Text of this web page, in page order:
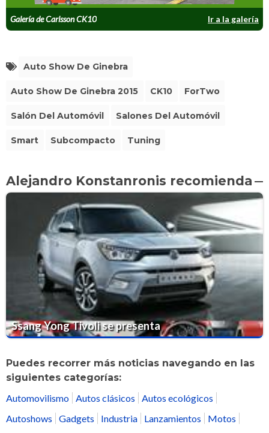
Galería de Carlsson CK10 Ir a la galería
Auto Show De Ginebra
Auto Show De Ginebra 2015 CK10 ForTwo
Salón Del Automóvil Salones Del Automóvil
Smart Subcompacto Tuning
Alejandro Konstanronis recomienda
Ssang Yong Tivoli se presenta
Puedes recorrer más noticias navegando en las
siguientes categorías:
Automovilismo
Autos clásicos
Autos ecológicos
Autoshows
Gadgets Industria Lanzamientos
Motos